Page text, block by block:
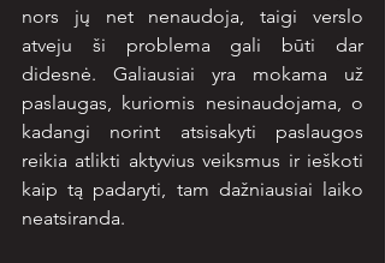
nors jų net nenaudoja, taigi verslo
atveju ši problema gali būti dar
didesnė. Galiausiai yra mokama už
paslaugas, kuriomis nesinaudojama, o
kadangi norint atsisakyti paslaugos
reikia atlikti aktyvius veiksmus ir ieškoti
kaip tą padaryti, tam dažniausiai laiko
neatsiranda.